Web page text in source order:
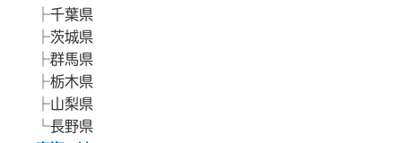
千葉県
茨城県
群馬県
栃木県
山梨県
長野県